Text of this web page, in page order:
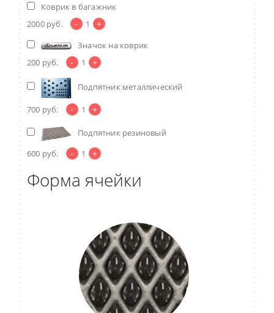
Коврик в багажник
2000 руб. - 1 +
Значок на коврик
200 руб. - 1 +
Подпятник металлический
700 руб. - 1 +
Подпятник резиновый
600 руб. - 1 +
Форма ячейки